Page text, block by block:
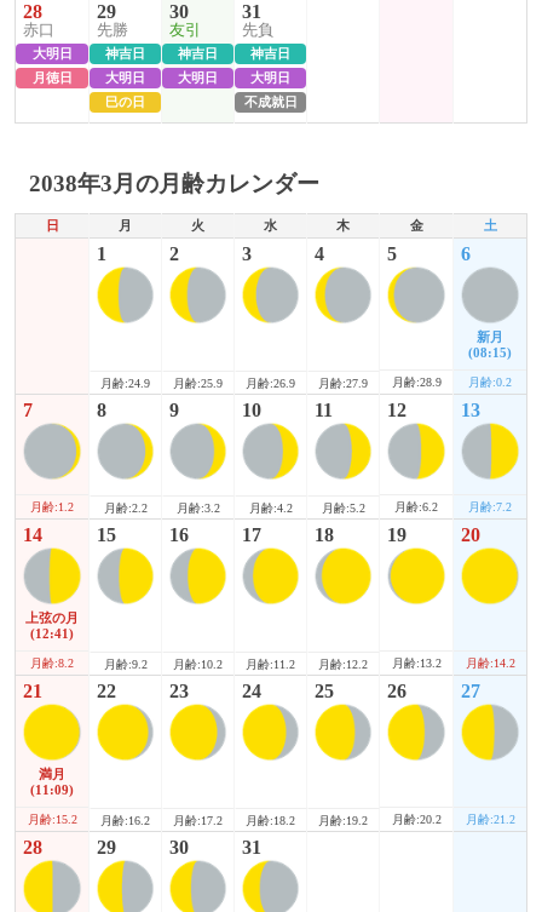
28
赤口
大明日
月徳日
29
先勝
神吉日
大明日
巳の日
30
友引
神吉日
大明日
31
先負
神吉日
大明日
不成就日
2038年3月の月齢カレンダー
日 月 火 水 木 金 土
1
月齢:24.9
2
月齢:25.9
3
月齢:26.9
4
月齢:27.9
5
月齢:28.9
6
新月
(08:15)
月齢:0.2
7
月齢:1.2
8
月齢:2.2
9
月齢:3.2
10
月齢:4.2
11
月齢:5.2
12
月齢:6.2
13
月齢:7.2
14
上弦の月
(12:41)
月齢:8.2
15
月齢:9.2
16
月齢:10.2
17
月齢:11.2
18
月齢:12.2
19
月齢:13.2
20
月齢:14.2
21
満月
(11:09)
月齢:15.2
22
月齢:16.2
23
月齢:17.2
24
月齢:18.2
25
月齢:19.2
26
月齢:20.2
27
月齢:21.2
28 29 30 31